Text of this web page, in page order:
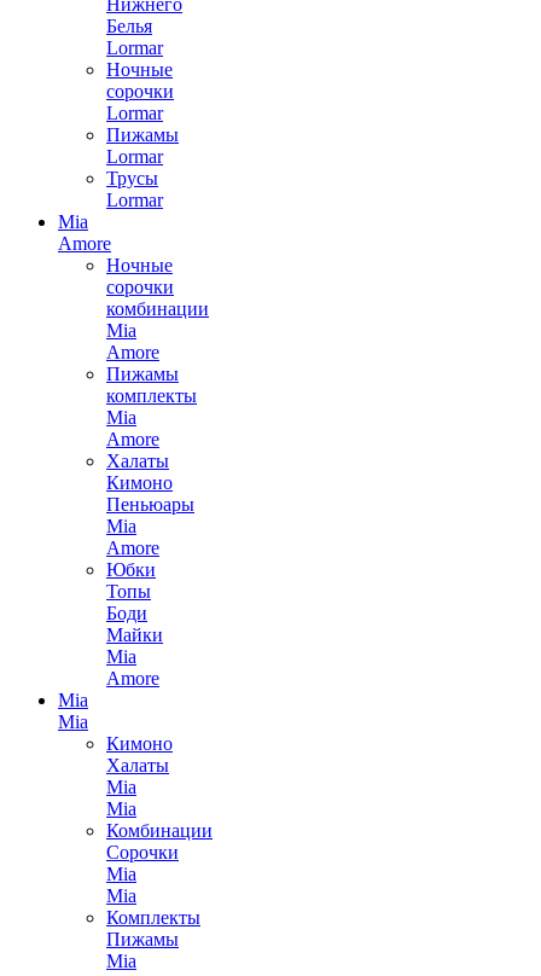
Белья
Lormar
Ночные
сорочки
Lormar
Пижамы
Lormar
Трусы
Lormar
Mia
Amore
Ночные
сорочки
комбинации
Mia
Amore
Пижамы
комплекты
Mia
Amore
Халаты
Кимоно
Пеньюары
Mia
Amore
Юбки
Топы
Боди
Майки
Mia
Amore
Mia
Mia
Кимоно
Халаты
Mia
Mia
Комбинации
Сорочки
Mia
Mia
Комплекты
Пижамы
Mia